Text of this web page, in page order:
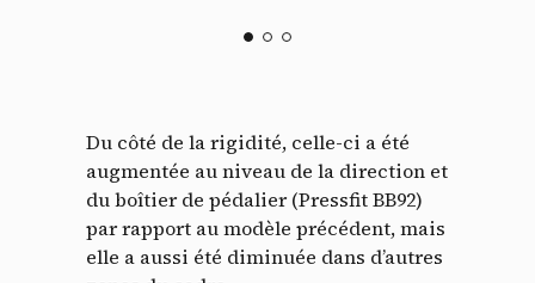
Du côté de la rigidité, celle-ci a été
augmentée au niveau de la direction et
du boîtier de pédalier (Pressfit BB92)
par rapport au modèle précédent, mais
elle a aussi été diminuée dans d’autres